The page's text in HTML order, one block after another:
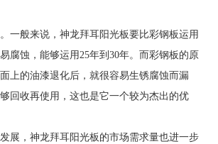
一般来说，神龙拜耳阳光板要比彩钢板运用
腐蚀，能够运用25年到30年。而彩钢板的原
上的油漆退化后，就很容易生锈腐蚀而漏
回收再使用，这也是它一个较为杰出的优
展，神龙拜耳阳光板的市场需求量也进一步